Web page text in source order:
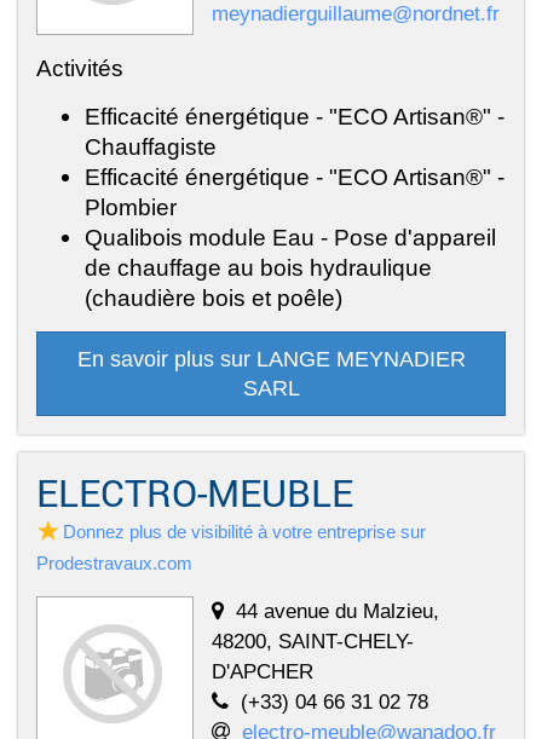
meynadierguillaume@nordnet.fr
Activités
Efficacité énergétique - "ECO Artisan®" -
Chauffagiste
Efficacité énergétique - "ECO Artisan®" -
Plombier
Qualibois module Eau - Pose d'appareil
de chauffage au bois hydraulique
(chaudière bois et poêle)
En savoir plus sur LANGE MEYNADIER
SARL
ELECTRO-MEUBLE
Donnez plus de visibilité à votre entreprise sur
Prodestravaux.com
44 avenue du Malzieu,
48200, SAINT-CHELY-
D'APCHER
(+33) 04 66 31 02 78
electro-meuble@wanadoo.fr